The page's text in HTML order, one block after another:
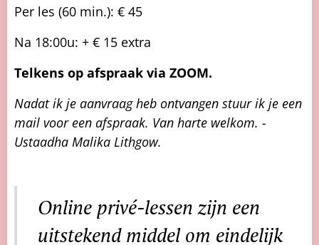
Per les (60 min.): € 45
Na 18:00u: + € 15 extra
Telkens op afspraak via ZOOM.
Nadat ik je aanvraag heb ontvangen stuur ik je een
mail voor een afspraak. Van harte welkom. -
Ustaadha Malika Lithgow.
Online privé-lessen zijn een
uitstekend middel om eindelijk